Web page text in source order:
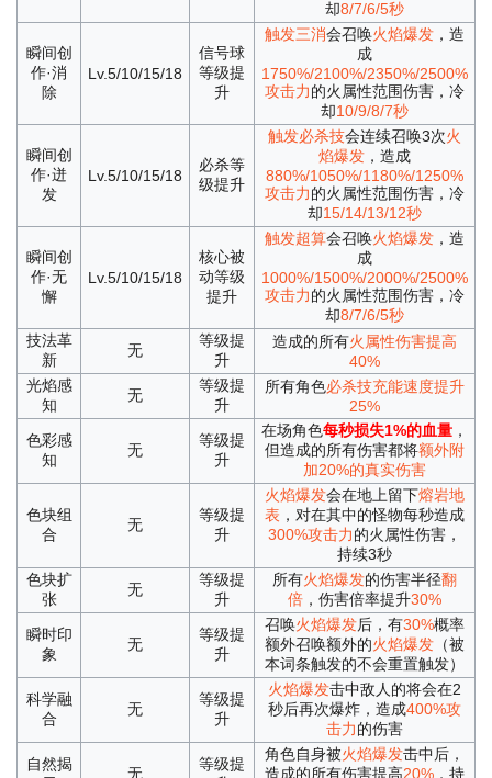
却8/7/6/5秒
瞬间创
作·消
除
Lv.5/10/15/18
信号球
等级提
升
触发三消会召唤火焰爆发 ，造
成
1750%/2100%/2350%/2500%
攻击力的火属性范围伤害，冷
却10/9/8/7秒
瞬间创
作·迸
发
Lv.5/10/15/18
必杀等
级提升
触发必杀技会连续召唤3次火
焰爆发 ，造成
880%/1050%/1180%/1250%
攻击力的火属性范围伤害，冷
却15/14/13/12秒
瞬间创
作·无
懈
Lv.5/10/15/18
核心被
动等级
提升
触发超算会召唤火焰爆发 ，造
成
1000%/1500%/2000%/2500%
攻击力的火属性范围伤害，冷
却8/7/6/5秒
技法革
新
无
等级提
升
造成的所有火属性伤害提高
40%
光焰感
知
无
等级提
升
所有角色必杀技充能速度提升
25%
色彩感
知
无
等级提
升
在场角色每秒损失1%的血量 ，
但造成的所有伤害都将额外附
加20%的真实伤害
色块组
合
无
等级提
升
火焰爆发会在地上留下熔岩地
表 ，对在其中的怪物每秒造成
300%攻击力的火属性伤害，
持续3秒
色块扩
张
无
等级提
升
所有火焰爆发的伤害半径翻
倍 ，伤害倍率提升30%
瞬时印
象
无
等级提
升
召唤火焰爆发后，有30%概率
额外召唤额外的火焰爆发 （被
本词条触发的不会重置触发）
科学融
合
无
等级提
升
火焰爆发击中敌人的将会在2
秒后再次爆炸，造成400%攻
击力的伤害
自然揭
无
等级提
角色自身被火焰爆发击中后，
造成的所有伤害提高20% ，持